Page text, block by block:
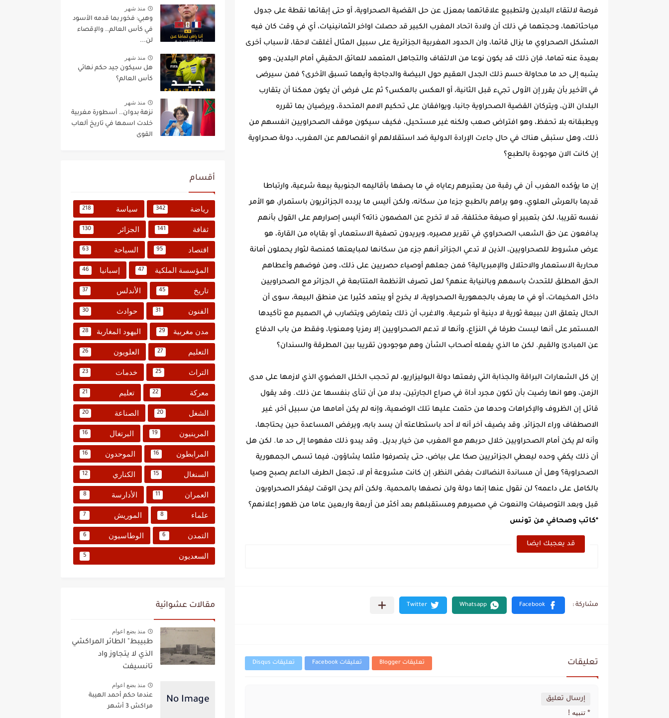
فرصة لالتقاء البلدين ولتطبيع علاقاتهما بمعزل عن حل القضية الصحراوية، أو حتى إبقائها نقطة على جدول
مباحثاتهما، وحجتهما في ذلك أن ولادة اتحاد المغرب الكبير قد حصلت اواخر الثمانينيات، أي في وقت كان فيه
المشكل الصحراوي ما يزال قائما، وان الحدود المغربية الجزائرية على سبيل المثال أغلقت لاحقا، لأسباب أخرى
بعيدة عنه تماما، فإن ذلك قد يكون نوعا من الالتفاف والتجاهل المتعمد للعائق الحقيقي أمام البلدين، وهو
يشبه إلى حد ما محاولة حسم ذلك الجدل العقيم حول البيضة والدجاجة وأيهما تسبق الأخرى؟ فمن سيرضى
في الأخير بأن يقرر إن الأولى تجيء قبل الثانية، أو العكس بالعكس؟ ثم على فرض أن يكون ممكنا أن يتقارب
البلدان الآن، ويتركان القضية الصحراوية جانبا، ويوافقان على تحكيم الامم المتحدة، ويرضيان بما تقرره
ويطبقانه بلا تحفظ، وهو افتراض صعب ولكنه غير مستحيل، فكيف سيكون موقف الصحراويين انفسهم من
ذلك، وهل ستبقى هناك في حال جاءت الإرادة الدولية ضد استقلالهم أو انفصالهم عن المغرب، دولة صحراوية
إن كانت الان موجودة بالطبع؟
إن ما يؤكده المغرب أن في رقبة من يعتبرهم رعاياه في ما يصفها بأقاليمه الجنوبية بيعة شرعية، وارتباطا
قديما بالعرش العلوي، وهو يراهم بالطبع جزءا من سكانه، ولكن أليس ما يردده الجزائريون باستمرار، هو الأمر
نفسه تقريبا، لكن بتعبير أو صيغة مختلفة، قد لا تخرج عن المضمون ذاته؟ أليس إصرارهم على القول بأنهم
يدافعون عن حق الشعب الصحراوي في تقرير مصيره، ويريدون تصفية الاستعمار، أو بقاياه من القارة، هو
عرض مشروط للصحراويين، الذين لا تدعي الجزائر أنهم جزء من سكانها لمبايعتها كمنصة لثوار يحملون أمانة
محاربة الاستعمار والاحتلال والإمبريالية؟ فمن جعلهم أوصياء حصريين على ذلك، ومن فوضهم وأعطاهم
الحق المطلق للتحدث باسمهم وبالنيابة عنهم؟ لعل تصرف الأنظمة المتتابعة في الجزائر مع الصحراويين
داخل المخيمات، أو في ما يعرف بالجمهورية الصحراوية، لا يخرج أو يبتعد كثيرا عن منطق البيعة، سوى أن
الحال يتعلق الان ببيعة ثورية لا دينية أو شرعية. والاغرب أن ذلك يتعارض ويتضارب في الصميم مع تأكيدها
المستمر على أنها ليست طرفا في النزاع، وأنها لا تدعم الصحراويين إلا رمزيا ومعنويا، وفقط من باب الدفاع
عن المبادئ والقيم. لكن ما الذي يفعله أصحاب الشأن وهم موجودون تقريبا بين المطرقة والسندان؟
إن كل الشعارات البراقة والجذابة التي رفعتها دولة البوليزاريو، لم تحجب الخلل العضوي الذي لازمها على مدى
الزمن، وهو انها رضيت بأن تكون مجرد أداة في صراع الجارتين، بدلا من أن تنأى بنفسها عن ذلك. وقد يقول
قائل إن الظروف والإكراهات وحدها من حتمت عليها تلك الوضعية، وإنه لم يكن أمامها من سبيل آخر، غير
الاصطفاف وراء الجزائر. وقد يضيف آخر أنه لا أحد باستطاعته أن يسد بابه، ويرفض المساعدة حين يحتاجها،
وأنه لم يكن أمام الصحراويين خلال حربهم مع المغرب من خيار بديل. وقد يبدو ذلك مفهوما إلى حد ما. لكن هل
أن ذلك يكفي وحده ليعطي الجزائريين صكا على بياض، حتى يتصرفوا مثلما يشاؤون، فيما تسمى الجمهورية
الصحراوية؟ وهل أن مساندة النضالات بغض النظر، إن كانت مشروعة أم لا، تجعل الطرف الداعم يصبح وصيا
بالكامل على داعمه؟ لن نقول عنها إنها دولة ولن نصفها بالمحمية. ولكن ألم يحن الوقت ليفكر الصحراويون
قبل وبعد التوصيفات والنعوت في مصيرهم ومستقبلهم بعد أكثر من أربعة واربعين عاما من ظهور إعلانهم؟
*كاتب وصحافي من تونس
قد يعجبك ايضا
تعليقات تعليقات Blogger تعليقات Facebook تعليقات Disqus
إرسال تعليق
* تنبيه !
منذ شهر
وهبي: فخور بما قدمه الأسود
في كأس العالم.. والإقصاء
لن...
منذ شهر
هل سيكون جيد حكم نهائي
كأس العالم؟
منذ شهر
نزهة بدوان.. أسطورة مغربية
خلدت اسمها في تاريخ ألعاب
القوى
أقسام
رياضة 342 سياسة 218
ثقافة 141 الجزائر 130
اقتصاد 95 السياحة 63
المؤسسة الملكية 47 إسبانيا 46
تاريخ 45 الأندلس 37
الفنون 31 حوادث 30
مدن مغربية 29 اليهود المغاربة 28
التعليم 27 العلويون 26
التراث 25 خدمات 23
معركة 22 تعليم 21
الشغل 20 الصناعة 20
المرينيون 19 البرتغال 16
المرابطون 16 الموحدون 16
السنغال 15 الكناري 12
العمران 11 الأدارسة 8
علماء 8 الموريش 7
التمدن 6 الوطاسيون 6
السعديون 5
مقالات عشوائية
منذ بضع اعوام
طبيبط" الطائر المراكشي
الذي لا يتجاوز واد
تانسيفت
منذ بضع اعوام
عندما حكم أحمد الهيبة
مراكش 3 أشهر